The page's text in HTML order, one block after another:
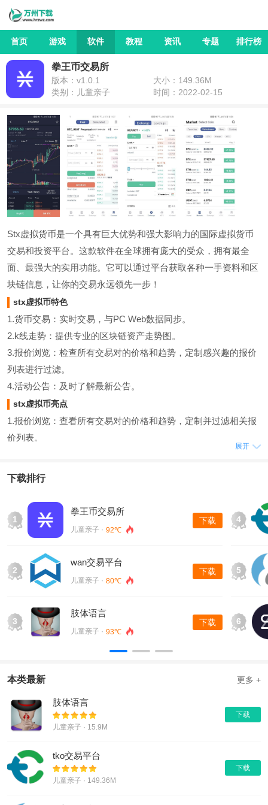
首页 游戏 软件 教程 资讯 专题 排行榜
拳王币交易所
版本：v1.0.1
大小：149.36M
类别：儿童亲子
时间：2022-02-15
Stx虚拟货币是一个具有巨大优势和强大影响力的国际虚拟货币
交易和投资平台。这款软件在全球拥有庞大的受众，拥有最全
面、最强大的实用功能。它可以通过平台获取各种一手资料和区
块链信息，让你的交易永远领先一步！
stx虚拟币特色
1.货币交易：实时交易，与PC Web数据同步。
2.k线走势：提供专业的区块链资产走势图。
3.报价浏览：检查所有交易对的价格和趋势，定制感兴趣的报价
列表进行过滤。
4.活动公告：及时了解最新公告。
stx虚拟币亮点
1.报价浏览：查看所有交易对的价格和趋势，定制并过滤相关报
价列表。
3.k线走势：提供专业的区块链资产走势图。
stx虚拟币优势
1.重要的
自2013年以来，stx交易所团队拥有最专业的研发；行业内的研
发和创新实力。
2.安全
300多项安全措施、安全风险控制措施和策略全国同级别银行。
3.便利
200多种货币开放交易，50毫秒订单交易体验。
展开
下载排行
1
拳王币交易所
儿童亲子 · 92℃
下载
2
wan交易平台
儿童亲子 · 80℃
下载
3
肢体语言
儿童亲子 · 93℃
下载
4
5
6
本类最新 更多 +
肢体语言
儿童亲子 · 15.9M
下载
tko交易平台
儿童亲子 · 149.36M
下载